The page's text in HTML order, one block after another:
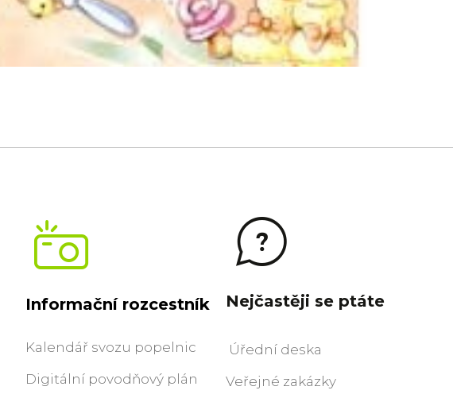
Informační rozcestník
Kalendář svozu popelnic
Digitální povodňový plán
Nejčastěji se ptáte
Úřední deska
Veřejné zakázky